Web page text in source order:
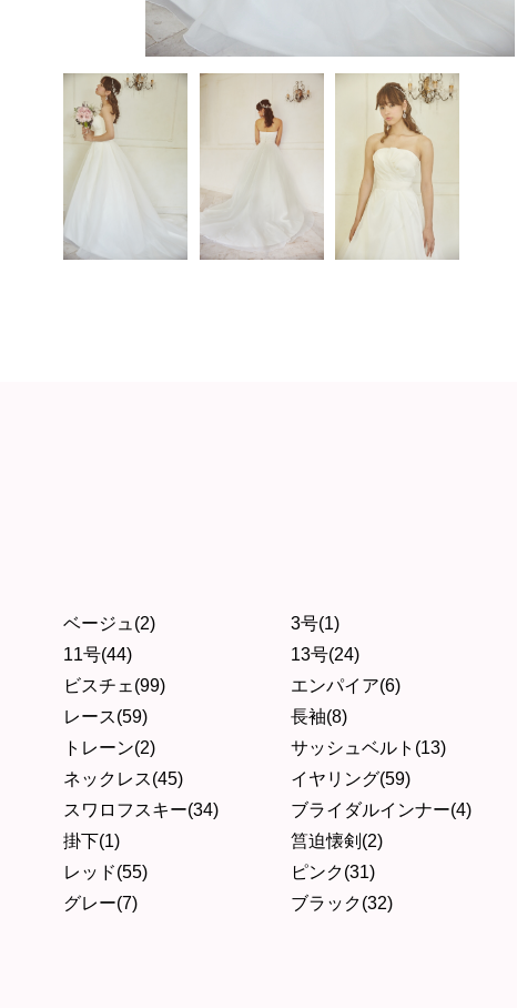
ベージュ(2) 3号(1)
11号(44)
13号(24)
ビスチェ(99)
エンパイア(6)
レース(59)
長袖(8)
トレーン(2)
サッシュベルト(13)
ネックレス(45)
イヤリング(59)
スワロフスキー(34)
ブライダルインナー(4)
掛下(1)
筥迫懐剣(2)
レッド(55)
ピンク(31)
グレー(7)
ブラック(32)